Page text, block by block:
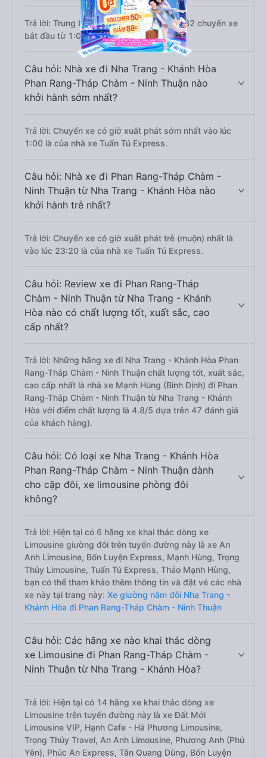
Trả lời: Trung bình mỗi ngày có khoảng 132 chuyến xe
bắt đầu từ 1:00 đến 23:20.
Câu hỏi: Nhà xe đi Nha Trang - Khánh Hòa
Phan Rang-Tháp Chàm - Ninh Thuận nào
khởi hành sớm nhất?
Trả lời: Chuyến xe có giờ xuất phát sớm nhất vào lúc
1:00 là của nhà xe Tuấn Tú Express.
Câu hỏi: Nhà xe đi Phan Rang-Tháp Chàm -
Ninh Thuận từ Nha Trang - Khánh Hòa nào
khởi hành trễ nhất?
Trả lời: Chuyến xe có giờ xuất phát trễ (muộn) nhất là
vào lúc 23:20 là của nhà xe Tuấn Tú Express.
Câu hỏi: Review xe đi Phan Rang-Tháp
Chàm - Ninh Thuận từ Nha Trang - Khánh
Hòa nào có chất lượng tốt, xuất sắc, cao
cấp nhất?
Trả lời: Những hãng xe đi Nha Trang - Khánh Hòa Phan
Rang-Tháp Chàm - Ninh Thuận chất lượng tốt, xuất sắc,
cao cấp nhất là nhà xe Mạnh Hùng (Bình Định) đi Phan
Rang-Tháp Chàm - Ninh Thuận từ Nha Trang - Khánh
Hòa với điểm chất lượng là 4.8/5 dựa trên 47 đánh giá
của khách hàng).
Câu hỏi: Có loại xe Nha Trang - Khánh Hòa
Phan Rang-Tháp Chàm - Ninh Thuận dành
cho cặp đôi, xe limousine phòng đôi
không?
Trả lời: Hiện tại có 6 hãng xe khai thác dòng xe
Limousine giường đôi trên tuyến đường này là xe An
Anh Limousine, Bốn Luyện Express, Mạnh Hùng, Trọng
Thủy Limousine, Tuấn Tú Express, Thảo Mạnh Hùng,
bạn có thể tham khảo thêm thông tin và đặt vé các nhà
xe này tại trang này: Xe giường nằm đôi Nha Trang -
Khánh Hòa đi Phan Rang-Tháp Chàm - Ninh Thuận
Câu hỏi: Các hãng xe nào khai thác dòng
xe Limousine đi Phan Rang-Tháp Chàm -
Ninh Thuận từ Nha Trang - Khánh Hòa?
Trả lời: Hiện tại có 14 hãng xe khai thác dòng xe
Limousine trên tuyến đường này là xe Đất Mới
Limousine VIP, Hạnh Cafe - Hà Phương Limousine,
Trọng Thủy Travel, An Anh Limousine, Phương Anh (Phú
Yên), Phúc An Express, Tân Quang Dũng, Bốn Luyện